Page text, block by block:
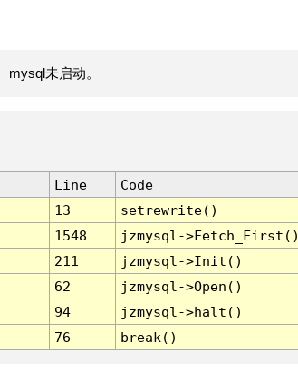
未启动。
Line
Code
13
setrewrite()
1548
jzmysql-
211
jzmysql->Init()
62
jzmysql->Open()
94
jzmysql->halt()
76 break()